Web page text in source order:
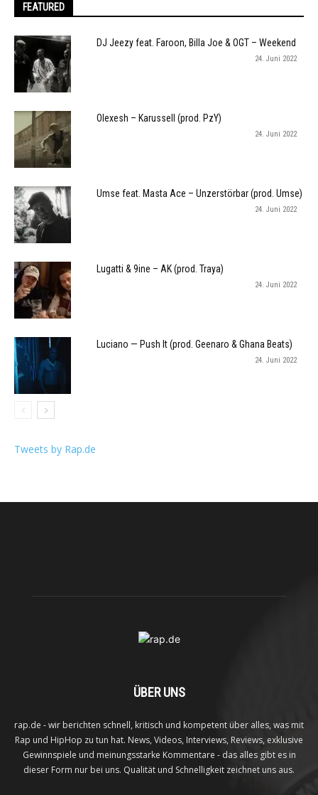
FEATURED
DJ Jeezy feat. Faroon, Billa Joe & OGT – Weekend
24. Juni 2022
Olexesh – Karussell (prod. PzY)
24. Juni 2022
Umse feat. Masta Ace – Unzerstörbar (prod. Umse)
24. Juni 2022
Lugatti & 9ine – AK (prod. Traya)
24. Juni 2022
Luciano — Push It (prod. Geenaro & Ghana Beats)
24. Juni 2022
Tweets by Rap.de
ÜBER UNS
rap.de - wir berichten schnell, kritisch und kompetent über alles, was mit
Rap und HipHop zu tun hat. News, Videos, Interviews, Reviews, exklusive
Gewinnspiele und meinungsstarke Kommentare - das alles gibt es in
dieser Form nur bei uns. Qualität und Schnelligkeit zeichnet uns aus.